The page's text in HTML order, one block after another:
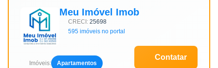
Meu Imóvel Imob
CRECI: 25698
595 imóveis no portal
Imóveis: Apartamentos
Contatar